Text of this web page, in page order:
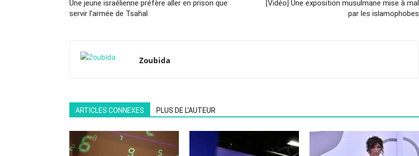
Une jeune israélienne préfère aller en prison que
servir l’armée de Tsahal
[Vidéo] Une exposition musulmane mise à mal
par les islamophobes
Zoubida
ARTICLES CONNEXES PLUS DE L'AUTEUR